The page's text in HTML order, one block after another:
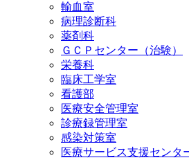
輸血室
病理診断科
薬剤科
ＧＣＰセンター（治験）
栄養科
臨床工学室
看護部
医療安全管理室
診療録管理室
感染対策室
医療サービス支援センタ